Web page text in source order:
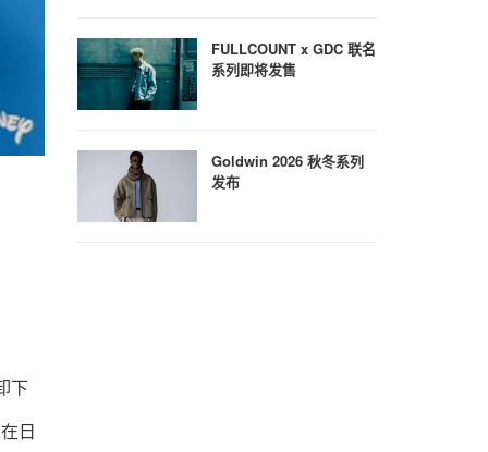
下
日
FULLCOUNT x GDC 联名
系列即将发售
Goldwin 2026 秋冬系列
发布